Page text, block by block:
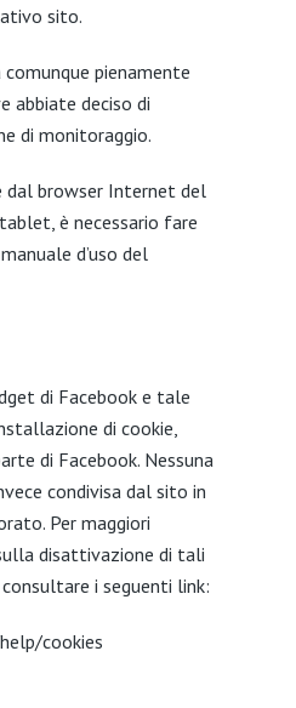
sito.
pienamente
abbiate deciso di
di monitoraggio.
dal browser Internet del
è necessario fare
d’uso del
di Facebook e tale
di cookie,
di Facebook. Nessuna
condivisa dal sito in
Per maggiori
disattivazione di tali
i seguenti link:
cookies